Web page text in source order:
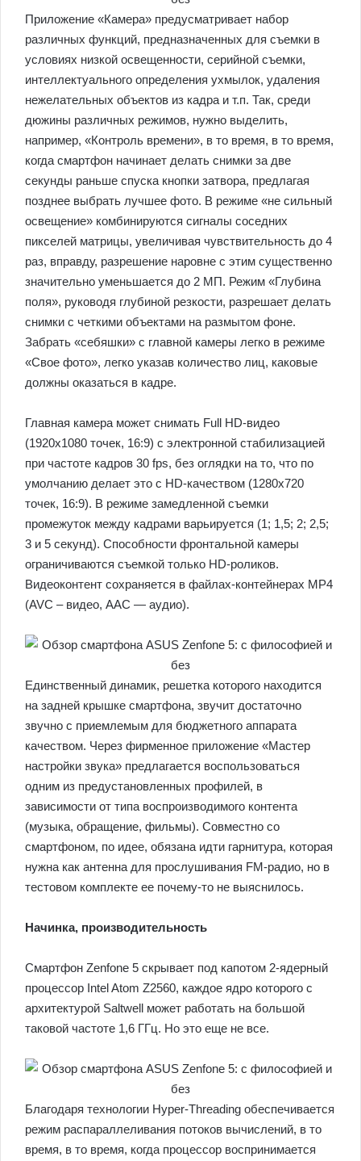
Приложение «Камера» предусматривает набор
различных функций, предназначенных для съемки в
условиях низкой освещенности, серийной съемки,
интеллектуального определения ухмылок, удаления
нежелательных объектов из кадра и т.п. Так, среди
дюжины различных режимов, нужно выделить,
например, «Контроль времени», в то время, в то время,
когда смартфон начинает делать снимки за две
секунды раньше спуска кнопки затвора, предлагая
позднее выбрать лучшее фото. В режиме «не сильный
освещение» комбинируются сигналы соседних
пикселей матрицы, увеличивая чувствительность до 4
раз, вправду, разрешение наровне с этим существенно
значительно уменьшается до 2 МП. Режим «Глубина
поля», руководя глубиной резкости, разрешает делать
снимки с четкими объектами на размытом фоне.
Забрать «себяшки» с главной камеры легко в режиме
«Свое фото», легко указав количество лиц, каковые
должны оказаться в кадре.
Главная камера может снимать Full HD-видео
(1920х1080 точек, 16:9) с электронной стабилизацией
при частоте кадров 30 fps, без оглядки на то, что по
умолчанию делает это c HD-качеством (1280х720
точек, 16:9). В режиме замедленной съемки
промежуток между кадрами варьируется (1; 1,5; 2; 2,5;
3 и 5 секунд). Способности фронтальной камеры
ограничиваются съемкой только HD-роликов.
Видеоконтент сохраняется в файлах-контейнерах MP4
(AVC – видео, AAC — аудио).
Единственный динамик, решетка которого находится
на задней крышке смартфона, звучит достаточно
звучно с приемлемым для бюджетного аппарата
качеством. Через фирменное приложение «Мастер
настройки звука» предлагается воспользоваться
одним из предустановленных профилей, в
зависимости от типа воспроизводимого контента
(музыка, обращение, фильмы). Совместно со
смартфоном, по идее, обязана идти гарнитура, которая
нужна как антенна для прослушивания FM-радио, но в
тестовом комплекте ее почему-то не выяснилось.
Начинка, производительность
Смартфон Zenfone 5 скрывает под капотом 2-ядерный
процессор Intel Atom Z2560, каждое ядро которого с
архитектурой Saltwell может работать на большой
таковой частоте 1,6 ГГц. Но это еще не все.
Благодаря технологии Hyper-Threading обеспечивается
режим распараллеливания потоков вычислений, в то
время, в то время, когда процессор воспринимается